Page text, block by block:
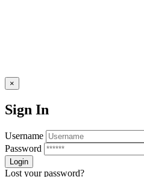
×
Sign In
Username
Password
Lost your password?